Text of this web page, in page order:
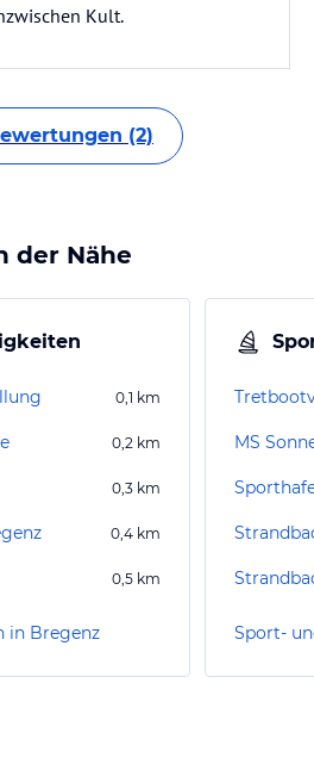
Kult.
(2)
der Nähe
0,1 km
0,2 km
0,3 km
0,4 km
0,5 km
in Bregenz
MS